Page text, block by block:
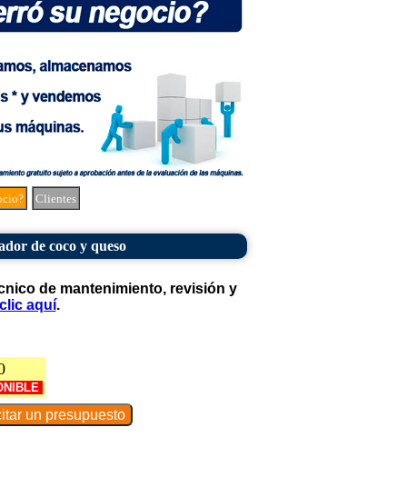
Clientes
de coco y queso
de mantenimiento, revisión y
aquí.